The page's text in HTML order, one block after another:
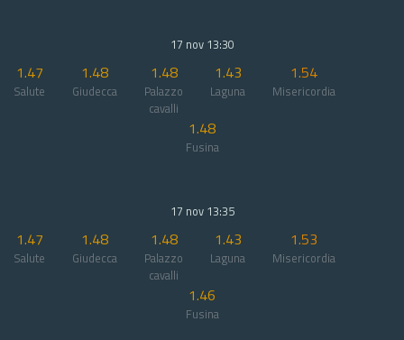
17 nov 13:30
1.47
Salute
1.48
Giudecca
1.48
Palazzo
cavalli
1.43
Laguna
1.54
Misericordia
1.48
Fusina
17 nov 13:35
1.47
Salute
1.48
Giudecca
1.48
Palazzo
cavalli
1.43
Laguna
1.53
Misericordia
1.46
Fusina